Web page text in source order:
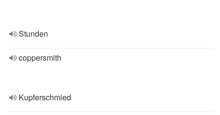
Stunden
coppersmith
Kupferschmied